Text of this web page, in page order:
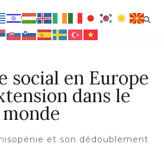
NAVIGATION
social en Europe
dans le
monde
et son dédoublement